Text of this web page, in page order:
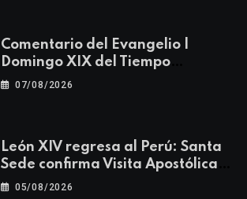
Comentario del Evangelio |
Domingo XIX del Tiempo
Ordinario | Mateo 14, 22-23
07/08/2026
León XIV regresa al Perú: Santa
Sede confirma Visita Apostólica
del 11 al 17 de noviembre
05/08/2026